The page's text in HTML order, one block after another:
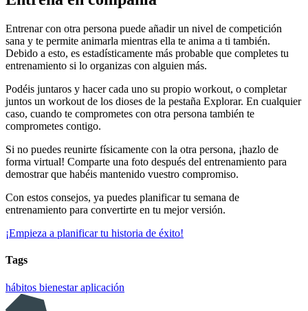
Entrenar con otra persona puede añadir un nivel de competición
sana y te permite animarla mientras ella te anima a ti también.
Debido a esto, es estadísticamente más probable que completes tu
entrenamiento si lo organizas con alguien más.
Podéis juntaros y hacer cada uno su propio workout, o completar
juntos un workout de los dioses de la pestaña Explorar. En cualquier
caso, cuando te comprometes con otra persona también te
comprometes contigo.
Si no puedes reunirte físicamente con la otra persona, ¡hazlo de
forma virtual! Comparte una foto después del entrenamiento para
demostrar que habéis mantenido vuestro compromiso.
Con estos consejos, ya puedes planificar tu semana de
entrenamiento para convertirte en tu mejor versión.
¡Empieza a planificar tu historia de éxito!
Tags
hábitos bienestaraplicación